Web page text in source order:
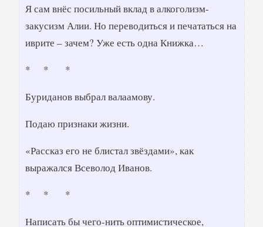
Я сам внёс посильный вклад в алкоголизм-
закусизм Алии. Но переводиться и печататься на
иврите – зачем? Уже есть одна Книжка…
* * *
Буриданов выбрал валаамову.
Подаю признаки жизни.
«Рассказ его не блистал звёздами», как
выражался Всеволод Иванов.
* * *
Написать бы чего-нить оптимистическое,